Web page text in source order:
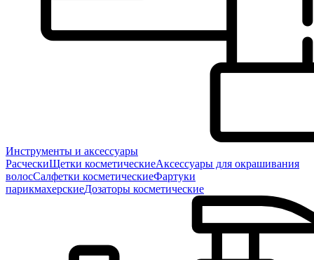
Инструменты и аксессуары
РасческиЩетки косметическиеАксессуары для окрашивания
волосСалфетки косметическиеФартуки
парикмахерскиеДозаторы косметические